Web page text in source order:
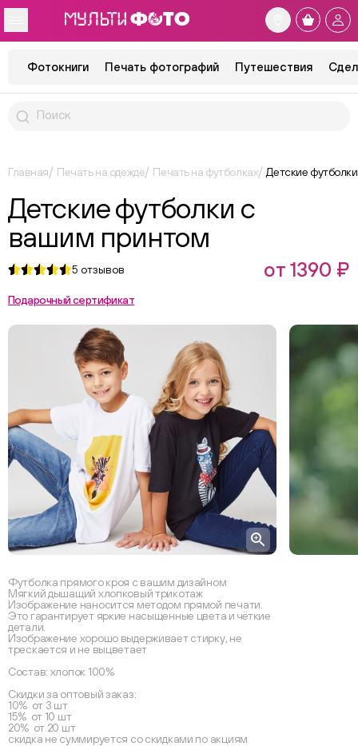
Фотокниги Печать фотографий Путешествия
Главная Печать на одежде Печать на футболках Детские футболки
Футболка прямого кроя с вашим дизайном
Мягкий дышащий хлопковый трикотаж
Изображение наносится методом прямой печати.
Это гарантирует яркие насыщенные цвета и чёткие
детали.
Изображение хорошо выдерживает стирку, не
трескается и не выцветает
Состав: хлопок 100%
Скидки за оптовый заказ:
10% от 3 шт
15% от 10 шт
20% от 20 шт
скидка не суммируется со скидками по акциям
Детские футболки с
вашим принтом
5 отзывов от 1390 ₽
Подарочный сертификат